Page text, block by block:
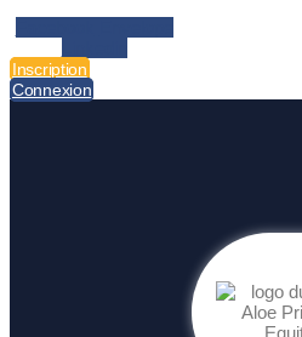
Inscription
Connexion